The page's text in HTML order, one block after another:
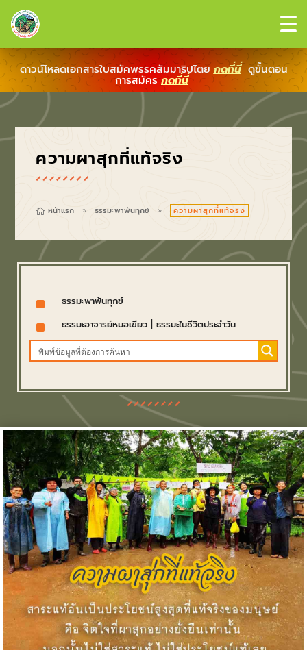
ดาวน์โหลดเอกสารใบสมัคพรรคสัมมาธิปไตย กดที่นี่ ดูขั้นตอน
การสมัครกดที่นี่
ความผาสุกที่แท้จริง
 หน้าแรก 9 ธรรมะพาพ้นทุกข์ 9 ความผาสุกที่แท้จริง
^ ธรรมะพาพ้นทุกข์
^ ธรรมะอาจารย์หมอเขียว| ธรรมะในชีวิตประจำวัน